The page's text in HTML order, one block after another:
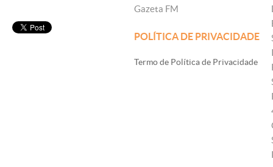
Gazeta FM
POLÍTICA DE PRIVACIDADE
Termo de Política de Privacidade